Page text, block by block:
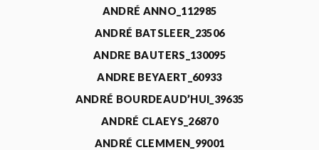
ANDRÉ ANNO_112985
ANDRÉ BATSLEER_23506
ANDRE BAUTERS_130095
ANDRE BEYAERT_60933
ANDRÉ BOURDEAUD’HUI_39635
ANDRÉ CLAEYS_26870
ANDRÉ CLEMMEN_99001